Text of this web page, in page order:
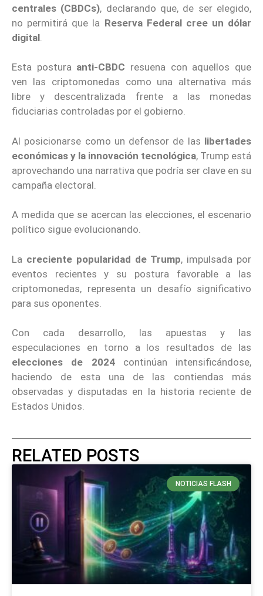
centrales (CBDCs), declarando que, de ser elegido,
no permitirá que la Reserva Federal cree un dólar
digital
Esta postura anti-CBDC resuena con aquellos que
ven las criptomonedas como una alternativa más
libre y descentralizada frente a las monedas
fiduciarias controladas por el gobierno.
Al posicionarse como un defensor de las libertades
económicas y la innovación tecnológica, Trump está
aprovechando una narrativa que podría ser clave en su
campaña electoral.
A medida que se acercan las elecciones, el escenario
político sigue evolucionando.
La creciente popularidad de Trump, impulsada por
eventos recientes y su postura favorable a las
criptomonedas, representa un desafío significativo
para sus oponentes.
Con cada desarrollo, las apuestas y las
especulaciones en torno a los resultados de las
elecciones de 2024continúan intensificándose,
haciendo de esta una de las contiendas más
observadas y disputadas en la historia reciente de
Estados Unidos.
RELATED POSTS
NOTICIAS FLASH